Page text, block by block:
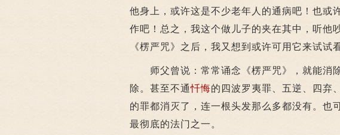
他身上，或许这是不少老年人的通病吧！也或
作吧！总之，我这个做儿子的夹在其中，听他
《楞严咒》之后，我又想到或许可用它来试试
师父曾说：常常诵念《楞严咒》，就能消
除。甚至不通忏悔的四波罗夷罪、五逆、四弃
的罪都消灭了，连一根头发那么多都没有。也
最彻底的法门之一。